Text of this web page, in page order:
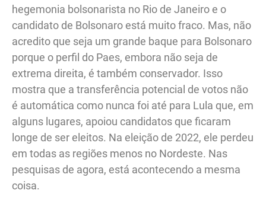
hegemonia bolsonarista no Rio de Janeiro e o
candidato de Bolsonaro está muito fraco. Mas, não
acredito que seja um grande baque para Bolsonaro
porque o perfil do Paes, embora não seja de
extrema direita, é também conservador. Isso
mostra que a transferência potencial de votos não
é automática como nunca foi até para Lula que, em
alguns lugares, apoiou candidatos que ficaram
longe de ser eleitos. Na eleição de 2022, ele perdeu
em todas as regiões menos no Nordeste. Nas
pesquisas de agora, está acontecendo a mesma
coisa.